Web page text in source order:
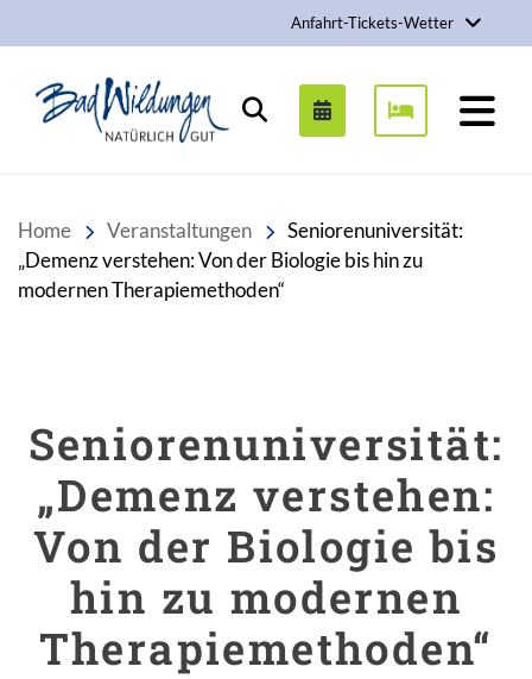
Anfahrt-Tickets-Wetter
Stadt Bad Wildungen
Suchen
Home Veranstaltungen
Seniorenuniversität:
„Demenz verstehen: Von der Biologie bis hin zu
modernen Therapiemethoden“
Seniorenuniversität:
„Demenz verstehen:
Von der Biologie bis
hin zu modernen
Therapiemethoden“